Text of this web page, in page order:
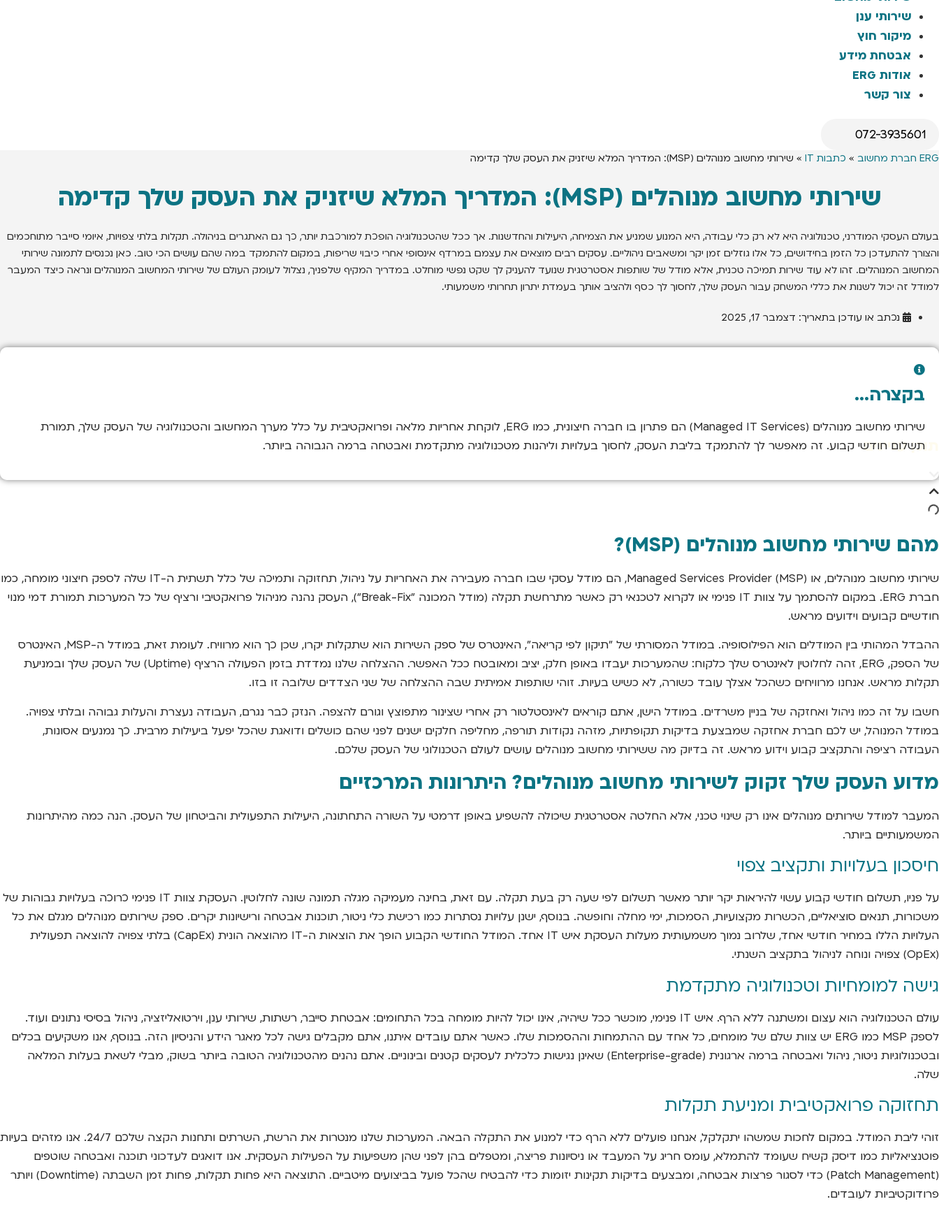
שירותי ענן
מיקור חוץ
אבטחת מידע
אודות ERG
צור קשר
072-3935601
ERG חברת מחשוב » כתבות IT » שירותי מחשוב מנוהלים (MSP): המדריך המלא שיזניק את העסק שלך קדימה
שירותי מחשוב מנוהלים (MSP): המדריך המלא שיזניק את העסק שלך קדימה
בעולם העסקי המודרני, טכנולוגיה היא לא רק כלי עבודה, היא המנוע שמניע את הצמיחה, היעילות והחדשנות. אך ככל שהטכנולוגיה הופכת למורכבת יותר, כך גם האתגרים בניהולה. תקלות בלתי צפויות, איומי סייבר מתוחכמים
והצורך להתעדכן כל הזמן בחידושים, כל אלו גוזלים זמן יקר ומשאבים ניהוליים. עסקים רבים מוצאים את עצמם במרדף אינסופי אחרי כיבוי שריפות, במקום להתמקד במה שהם עושים הכי טוב. כאן נכנסים לתמונה שירותי
המחשוב המנוהלים. זהו לא עוד שירות תמיכה טכנית, אלא מודל של שותפות אסטרטגית שנועד להעניק לך שקט נפשי מוחלט. במדריך המקיף שלפניך, נצלול לעומק העולם של שירותי המחשוב המנוהלים ונראה כיצד המעבר
למודל זה יכול לשנות את כללי המשחק עבור העסק שלך, לחסוך לך כסף ולהציב אותך בעמדת יתרון תחרותי משמעותי.
נכתב או עודכן בתאריך: דצמבר 17, 2025
בקצרה...
שירותי מחשוב מנוהלים (Managed IT Services) הם פתרון בו חברה חיצונית, כמו ERG, לוקחת אחריות מלאה ופרואקטיבית על כלל מערך המחשוב והטכנולוגיה של העסק שלך, תמורת
תשלום חודשי קבוע. זה מאפשר לך להתמקד בליבת העסק, לחסוך בעלויות וליהנות מטכנולוגיה מתקדמת ואבטחה ברמה הגבוהה ביותר.
תוכן עניינים
מהם שירותי מחשוב מנוהלים (MSP)?
שירותי מחשוב מנוהלים, או Managed Services Provider (MSP), הם מודל עסקי שבו חברה מעבירה את האחריות על ניהול, תחזוקה ותמיכה של כלל תשתית ה-IT שלה לספק חיצוני מומחה, כמו
חברת ERG. במקום להסתמך על צוות IT פנימי או לקרוא לטכנאי רק כאשר מתרחשת תקלה (מודל המכונה "Break-Fix"), העסק נהנה מניהול פרואקטיבי ורציף של כל המערכות תמורת דמי מנוי
חודשיים קבועים וידועים מראש.
ההבדל המהותי בין המודלים הוא הפילוסופיה. במודל המסורתי של "תיקון לפי קריאה", האינטרס של ספק השירות הוא שתקלות יקרו, שכן כך הוא מרוויח. לעומת זאת, במודל ה-MSP, האינטרס
של הספק, ERG, זהה לחלוטין לאינטרס שלך כלקוח: שהמערכות יעבדו באופן חלק, יציב ומאובטח ככל האפשר. ההצלחה שלנו נמדדת בזמן הפעולה הרציף (Uptime) של העסק שלך ובמניעת
תקלות מראש. אנחנו מרוויחים כשהכל אצלך עובד כשורה, לא כשיש בעיות. זוהי שותפות אמיתית שבה ההצלחה של שני הצדדים שלובה זו בזו.
חשבו על זה כמו ניהול ואחזקה של בניין משרדים. במודל הישן, אתם קוראים לאינסטלטור רק אחרי שצינור מתפוצץ וגורם להצפה. הנזק כבר נגרם, העבודה נעצרת והעלות גבוהה ובלתי צפויה.
במודל המנוהל, יש לכם חברת אחזקה שמבצעת בדיקות תקופתיות, מזהה נקודות תורפה, מחליפה חלקים ישנים לפני שהם כושלים ודואגת שהכל יפעל ביעילות מרבית. כך נמנעים אסונות,
העבודה רציפה והתקציב קבוע וידוע מראש. זה בדיוק מה ששירותי מחשוב מנוהלים עושים לעולם הטכנולוגי של העסק שלכם.
מדוע העסק שלך זקוק לשירותי מחשוב מנוהלים? היתרונות המרכזיים
המעבר למודל שירותים מנוהלים אינו רק שינוי טכני, אלא החלטה אסטרטגית שיכולה להשפיע באופן דרמטי על השורה התחתונה, היעילות התפעולית והביטחון של העסק. הנה כמה מהיתרונות
המשמעותיים ביותר.
חיסכון בעלויות ותקציב צפוי
על פניו, תשלום חודשי קבוע עשוי להיראות יקר יותר מאשר תשלום לפי שעה רק בעת תקלה. עם זאת, בחינה מעמיקה מגלה תמונה שונה לחלוטין. העסקת צוות IT פנימי כרוכה בעלויות גבוהות של
משכורות, תנאים סוציאליים, הכשרות מקצועיות, הסמכות, ימי מחלה וחופשה. בנוסף, ישנן עלויות נסתרות כמו רכישת כלי ניטור, תוכנות אבטחה ורישיונות יקרים. ספק שירותים מנוהלים מגלם את כל
העלויות הללו במחיר חודשי אחד, שלרוב נמוך משמעותית מעלות העסקת איש IT אחד. המודל החודשי הקבוע הופך את הוצאות ה-IT מהוצאה הונית (CapEx) בלתי צפויה להוצאה תפעולית
(OpEx) צפויה ונוחה לניהול בתקציב השנתי.
גישה למומחיות וטכנולוגיה מתקדמת
עולם הטכנולוגיה הוא עצום ומשתנה ללא הרף. איש IT פנימי, מוכשר ככל שיהיה, אינו יכול להיות מומחה בכל התחומים: אבטחת סייבר, רשתות, שירותי ענן, וירטואליזציה, ניהול בסיסי נתונים ועוד.
לספק MSP כמו ERG יש צוות שלם של מומחים, כל אחד עם ההתמחות וההסמכות שלו. כאשר אתם עובדים איתנו, אתם מקבלים גישה לכל מאגר הידע והניסיון הזה. בנוסף, אנו משקיעים בכלים
ובטכנולוגיות ניטור, ניהול ואבטחה ברמה ארגונית (Enterprise-grade) שאינן נגישות כלכלית לעסקים קטנים ובינוניים. אתם נהנים מהטכנולוגיה הטובה ביותר בשוק, מבלי לשאת בעלות המלאה
שלה.
תחזוקה פרואקטיבית ומניעת תקלות
זוהי ליבת המודל. במקום לחכות שמשהו יתקלקל, אנחנו פועלים ללא הרף כדי למנוע את התקלה הבאה. המערכות שלנו מנטרות את הרשת, השרתים ותחנות הקצה שלכם 24/7. אנו מזהים בעיות
פוטנציאליות כמו דיסק קשיח שעומד להתמלא, עומס חריג על המעבד או ניסיונות פריצה, ומטפלים בהן לפני שהן משפיעות על הפעילות העסקית. אנו דואגים לעדכוני תוכנה ואבטחה שוטפים
(Patch Management) כדי לסגור פרצות אבטחה, ומבצעים בדיקות תקינות יזומות כדי להבטיח שהכל פועל בביצועים מיטביים. התוצאה היא פחות תקלות, פחות זמן השבתה (Downtime) ויותר
פרודוקטיביות לעובדים.